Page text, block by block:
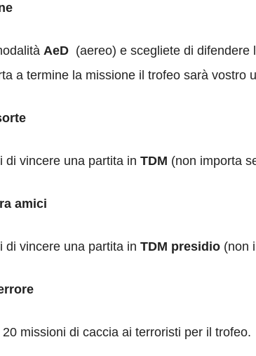
AeD (aereo) e scegliete di difendere
a termine la missione il trofeo sarà vostro
di vincere una partita in TDM (non importa
amici
di vincere una partita in TDM presidio (non
missioni di caccia ai terroristi per il trofeo.